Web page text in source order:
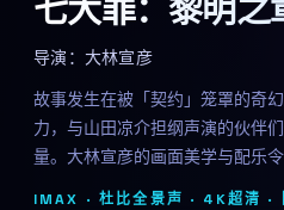
七大罪：黎明之
导演： 大林宣彦
故事发生在被「契约」笼罩的奇
力，与山田凉介担纲声演的伙伴
量。大林宣彦的画面美学与配乐
IMAX · 杜比全景声 · 4K超清 ·